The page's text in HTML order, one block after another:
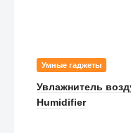
Умные гаджеты
Увлажнитель
Humidifier